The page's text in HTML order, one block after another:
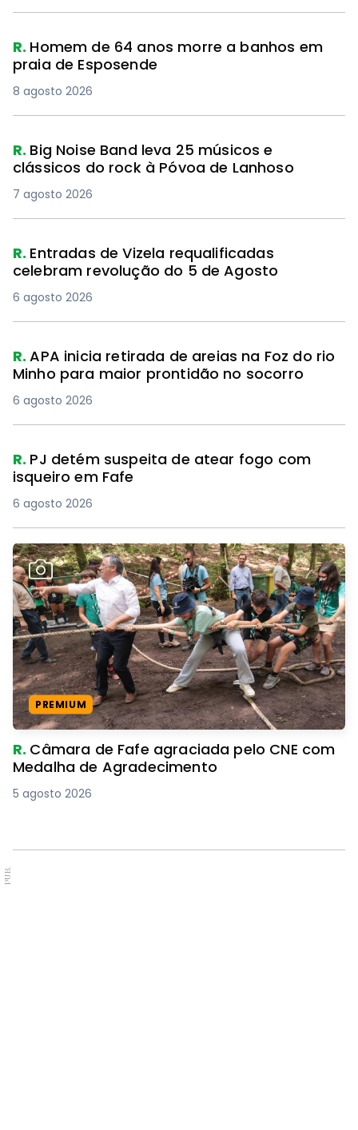
R. Homem de 64 anos morre a banhos em
praia de Esposende
8 agosto 2026
R. Big Noise Band leva 25 músicos e
clássicos do rock à Póvoa de Lanhoso
7 agosto 2026
R. Entradas de Vizela requalificadas
celebram revolução do 5 de Agosto
6 agosto 2026
R.APA inicia retirada de areias na Foz do rio
Minho para maior prontidão no socorro
6 agosto 2026
R. PJ detém suspeita de atear fogo com
isqueiro em Fafe
6 agosto 2026
PREMIUM
R. Câmara de Fafe agraciada pelo CNE com
Medalha de Agradecimento
5 agosto 2026
PUB.